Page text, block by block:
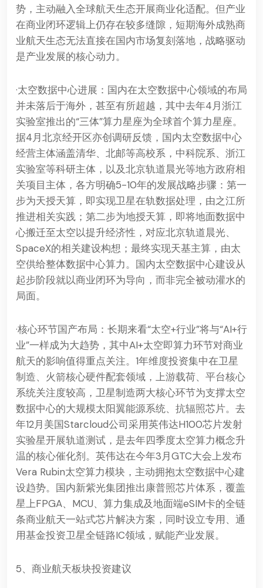
势，主动融入全球航天生态开展商业化适配。但产业
在商业闭环逻辑上仍存在较多缝隙，短期海外成熟商
业航天生态无法直接在国内市场复刻落地，战略驱动
是产业发展的核心动力。
·太空数据中心进展：国内在太空数据中心领域的布局
并未落后于海外，甚至有所超越，其中去年4月浙江
实验室推出的“三体”算力星座为全球首个算力星座。
据4月北京经开区亦创调研反馈，国内太空数据中心
经营主体涵盖清华、北邮等高校系，中科院系、浙江
实验室等科研主体，以及北京轨道晨光等地方政府相
关项目主体，各方明确5-10年的发展战略步骤：第一
步为天授天算，即实现卫星在轨数据处理，由之江所
推进相关实践；第二步为地授天算，即将地面数据中
心搬迁至太空以提升经济性，对应北京轨道晨光、
SpaceX的相关建设构想；最终实现天基主算，由太
空供给整体数据中心算力。国内太空数据中心建设从
起步阶段就以商业闭环为导向，而非完全被动灌水的
局面。
·核心环节国产布局：长期来看“太空+行业”将与“AI+行
业”一样成为大趋势，其中AI+太空即算力环节对商业
航天的影响值得重点关注。1年维度投资集中在卫星
制造、火箭核心硬件配套领域，上游载荷、平台核心
系统关注度较高，卫星制造两大核心环节为支撑太空
数据中心的大规模太阳翼能源系统、抗辐照芯片。去
年12月美国Starcloud公司采用英伟达H100芯片发射
实验星开展轨道测试，是去年四季度太空算力概念升
温的核心催化剂。英伟达在今年3月GTC大会上发布
Vera Rubin太空算力模块，主动拥抱太空数据中心建
设趋势。国内新紫光集团推出康普照芯片体系，覆盖
星上FPGA、MCU、算力集成及地面端eSIM卡的全链
条商业航天一站式芯片解决方案，同时设立专用、通
用基金投资卫星全链路IC领域，赋能产业发展。
5、商业航天板块投资建议